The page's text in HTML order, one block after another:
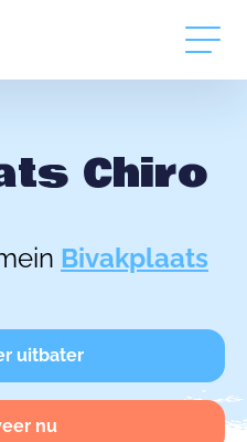
Chiro
Bivakplaats
uitbater
nu